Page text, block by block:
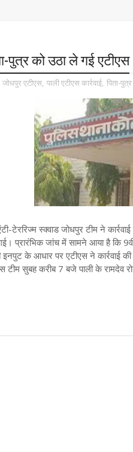
पुत्र को उठा ले गई एटीएस
जोधपुर एटीएस, पाली एटीएस कार्रवाई, पिता-
टेररिज्म स्क्वाड जोधपुर टीम ने
प्रारंभिक जांच में सामने आया है कि
के आधार पर एटीएस ने कार्रवाई
टीम सुबह करीब 7 बजे पाली के रामदेव